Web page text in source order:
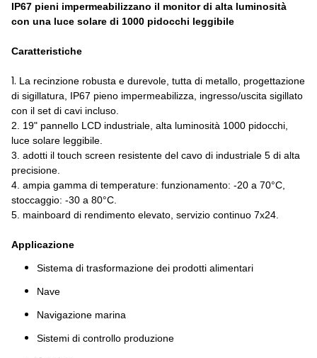
IP67 pieni impermeabilizzano il monitor di alta luminosità
con una luce solare di 1000 pidocchi leggibile
Caratteristiche
1. La recinzione robusta e durevole, tutta di metallo, progettazione
di sigillatura, IP67 pieno impermeabilizza, ingresso/uscita sigillato
con il set di cavi incluso.
2. 19" pannello LCD industriale, alta luminosità 1000 pidocchi,
luce solare leggibile.
3. adotti il touch screen resistente del cavo di industriale 5 di alta
precisione.
4. ampia gamma di temperature: funzionamento: -20 a 70°C,
stoccaggio: -30 a 80°C.
5. mainboard di rendimento elevato, servizio continuo 7x24.
Applicazione
Sistema di trasformazione dei prodotti alimentari
Nave
Navigazione marina
Sistemi di controllo produzione